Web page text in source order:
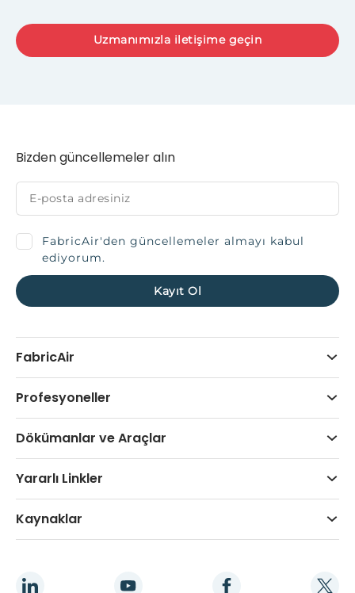
Uzmanımızla iletişime geçin
FabricAir
Profesyoneller
Dökümanlar ve Araçlar
Yararlı Linkler
Kaynaklar
Bizden güncellemeler alın
FabricAir'den güncellemeler almayı kabul
ediyorum.